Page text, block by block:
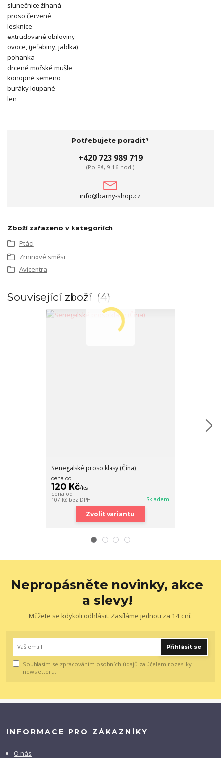
slunečnice žíhaná
proso červené
lesknice
extrudované obiloviny
ovoce, (jeřabiny, jablka)
pohanka
drcené mořské mušle
konopné semeno
buráky loupané
len
Potřebujete poradit?
+420 723 989 719
(Po-Pá, 9-16 hod.)
info@barny-shop.cz
Zboží zařazeno v kategoriích
Ptáci
Zrninové směsi
Avicentra
Související zboží 4
Senegalské proso klasy (Čína)
cena od
120 Kč/ks
cena od
107 Kč bez DPH Skladem
Zvolit variantu
Nepropásněte novinky, akce
a slevy!
Můžete se kdykoli odhlásit. Zasíláme jednou za 14 dní.
Přihlásit se
Souhlasím se zpracováním osobních údajů za účelem rozesílky
newsletteru.
INFORMACE PRO ZÁKAZNÍKY
O nás